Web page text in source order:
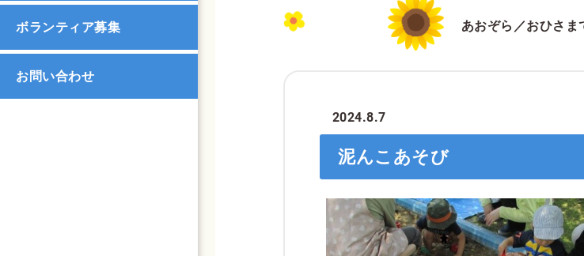
ボランティア募集
お問い合わせ
あおぞら／おひさま
2024.8.7
泥んこあそび